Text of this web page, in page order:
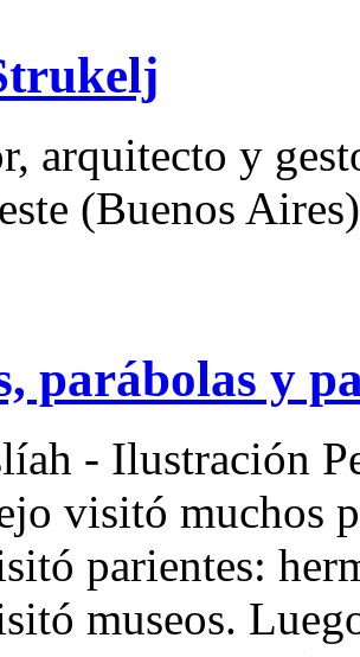
arquitecto y
(Buenos
parábolas y
- Ilustración
visitó muchos
parientes:
museos.